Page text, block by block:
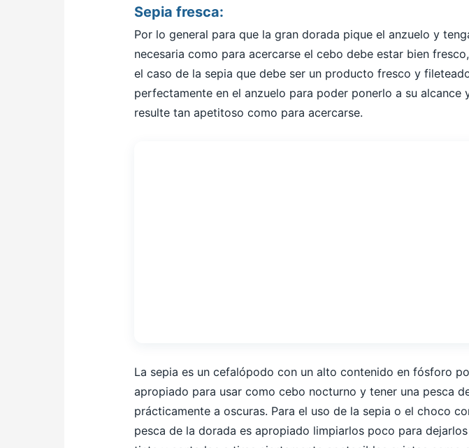
Sepia fresca:
Por lo general para que la gran dorada pique el anzuelo y
necesaria como para acercarse el cebo debe estar bien
el caso de la sepia que debe ser un producto fresco y
perfectamente en el anzuelo para poder ponerlo a su alcance
resulte tan apetitoso como para acercarse.
La sepia es un cefalópodo con un alto contenido en fósforo
apropiado para usar como cebo nocturno y tener una pesca
prácticamente a oscuras. Para el uso de la sepia o el choco
pesca de la dorada es apropiado limpiarlos poco para